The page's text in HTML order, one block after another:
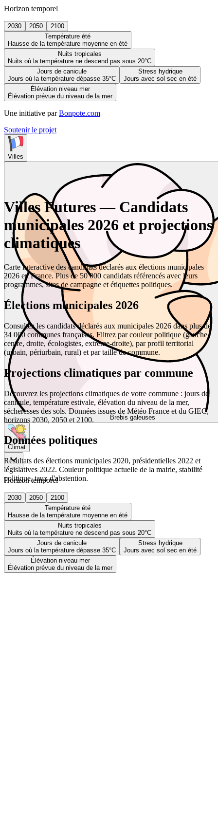
Horizon temporel
2030 2050
2100
Température été
Hausse de la température moyenne en été
Nuits tropicales
Nuits où la température ne descend pas sous 20°C
Jours de canicule
Jours où la température dépasse 35°C
Stress hydrique
Jours avec sol sec en été
Élévation niveau mer
Élévation prévue du niveau de la mer
Une initiative par Bonpote.com
Soutenir le projet
Villes
Brebis galeuses
Climat
Horizon temporel
2030 2050
2100
Température été
Hausse de la température moyenne en été
Nuits tropicales
Nuits où la température ne descend pas sous 20°C
Jours de canicule
Jours où la température dépasse 35°C
Stress hydrique
Jours avec sol sec en été
Élévation niveau mer
Élévation prévue du niveau de la mer
Villes Futures — Candidats
municipales 2026 et projections
climatiques
Carte interactive des candidats déclarés aux élections municipales
2026 en France. Plus de 50 000 candidats référencés avec leurs
programmes, sites de campagne et étiquettes politiques.
Élections municipales 2026
Consultez les candidats déclarés aux municipales 2026 dans plus de
34 000 communes françaises. Filtrez par couleur politique (gauche,
centre, droite, écologistes, extrême-droite), par profil territorial
(urbain, périurbain, rural) et par taille de commune.
Projections climatiques par commune
Découvrez les projections climatiques de votre commune : jours de
canicule, température estivale, élévation du niveau de la mer,
sécheresses des sols. Données issues de Météo France et du GIEC,
horizons 2030, 2050 et 2100.
Données politiques
Résultats des élections municipales 2020, présidentielles 2022 et
législatives 2022. Couleur politique actuelle de la mairie, stabilité
politique, taux d'abstention.